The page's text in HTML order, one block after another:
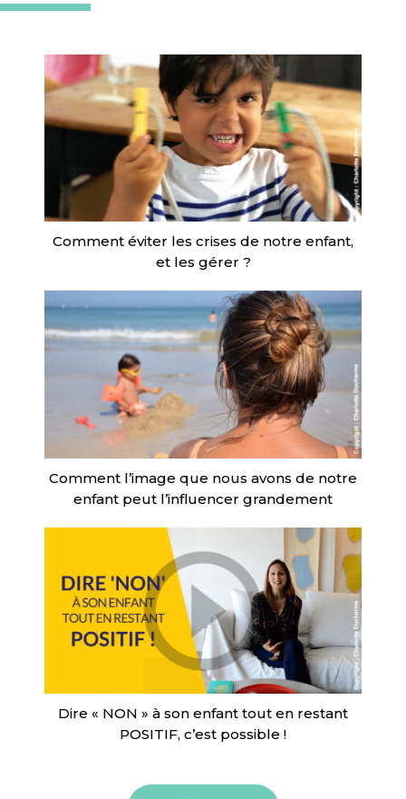
Comment éviter les crises de notre enfant,
et les gérer ?
Comment l’image que nous avons de notre
enfant peut l’influencer grandement
Dire « NON » à son enfant tout en restant
POSITIF, c’est possible !